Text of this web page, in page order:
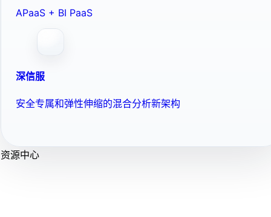
APaaS + BI PaaS
深信服
安全专属和弹性伸缩的混合分析新架构
资源中心